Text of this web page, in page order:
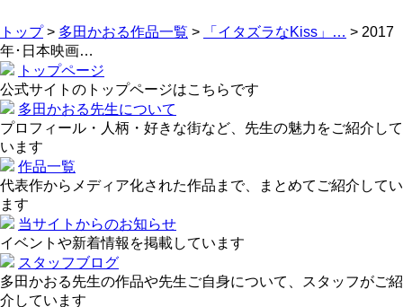
トップ> 多田かおる作品一覧 > 「イタズラなKiss」… > 2017
年･日本映画…
トップページ
公式サイトのトップページはこちらです
多田かおる先生について
プロフィール・人柄・好きな街など、先生の魅力をご紹介して
います
作品一覧
代表作からメディア化された作品まで、まとめてご紹介してい
ます
当サイトからのお知らせ
イベントや新着情報を掲載しています
スタッフブログ
多田かおる先生の作品や先生ご自身について、スタッフがご紹
介しています